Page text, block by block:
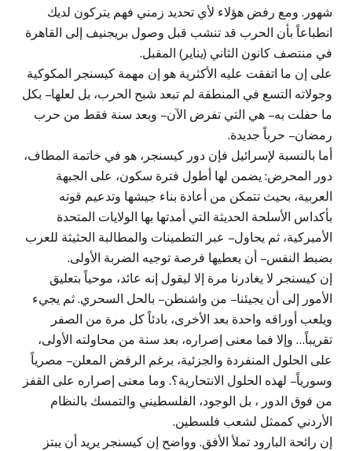
شهور. ومع رفض هؤلاء لأي تحديد زمني فهم يتركون لديك
انطباعاً بأن الحرب قد تنشب قبل وصول بريجنيف إلى القاهرة
في منتصف كانون الثاني (يناير) المقبل.
على إن ما اتفقت عليه الأكثرية هو إن مهمة كيسنجر المكوكية
وجولاته التسع في المنطقة لم تبعد شبح الحرب، بل لعلها – بكل
ما حفلت به – هي التي تفرض الآن – وبعد سنة فقط من حرب
رمضان – حرباً جديدة.
أما بالنسبة لإسرائيل فإن دور كيسنجر، هو في خاتمة المطاف،
دور المحرض: يضمن لها أطول فترة سكون، على الجبهة
العربية، بحيث تتمكن من أعادة بناء جيشها وتدعيم قوته
بأكداس الأسلحة الحديثة التي أمدتها بها الولايات المتحدة
الأميركية، ثم يحاول – عبر التطمينات والمطالبة الحثيثة للعرب
بضبط النفس – أن يعطيها فرصة توجيه الضربة الأولى.
إن كيسنجر لا يغادرنا مرة إلا ليقول إنه عائد، موحياً بتعليق
الأمور إلى أن يجيئنا – من واشنطن – بالحل السحري. ثم يجيء
ويلعب أوراقه واحدة بعد الأخرى، بادئاً كل مرة من الصفر
تقريباً… وإلا فما معنى إصراره، بعد سنة من محاولته الأولى،
على الحلول المنفردة والجزئية، برغم الرفض المعلن – مصرياً
وسورياً – لهذه الحلول الانتحارية؟. وما معنى إصراره على القفز
من فوق الدور ، بل الوجود، الفلسطيني والتمسك بالنظام
الأردني كممثل لشعب فلسطين.
إن رائحة البارود تملأ الأفق. وواضح إن كيسنجر يريد أن يبتز